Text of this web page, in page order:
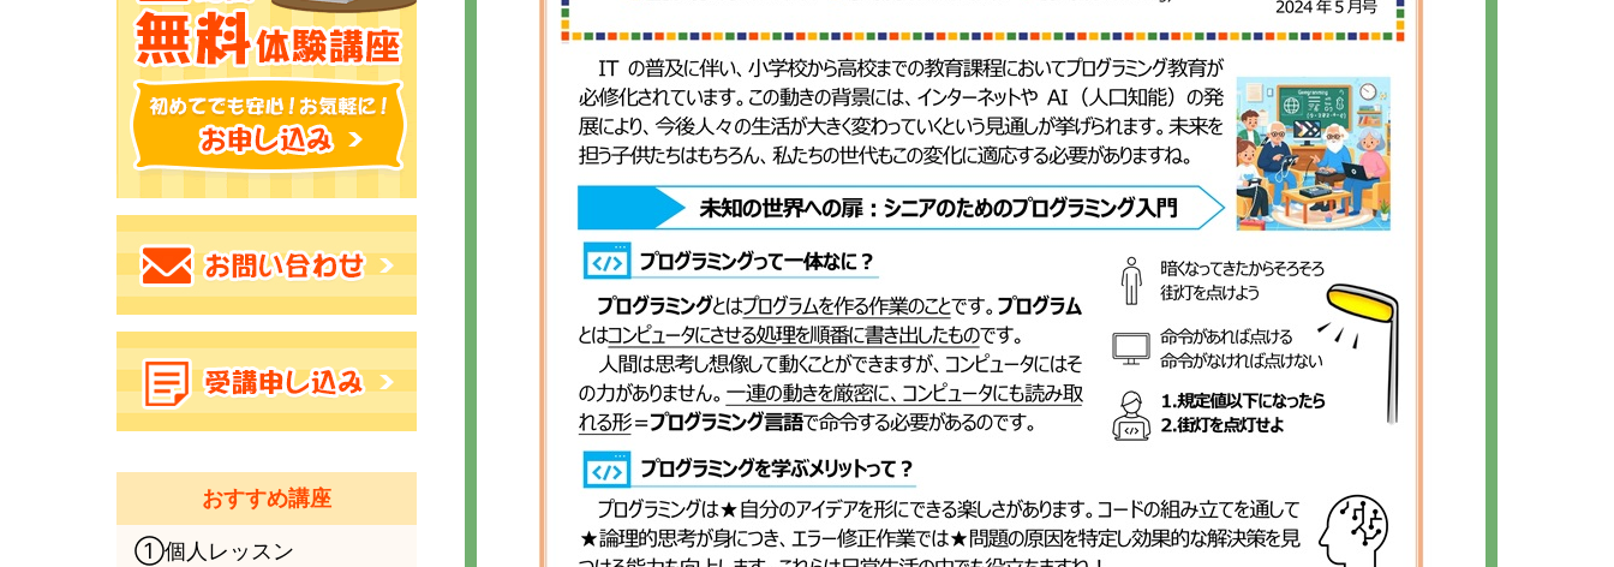
おすすめ講座
①個人レッスン